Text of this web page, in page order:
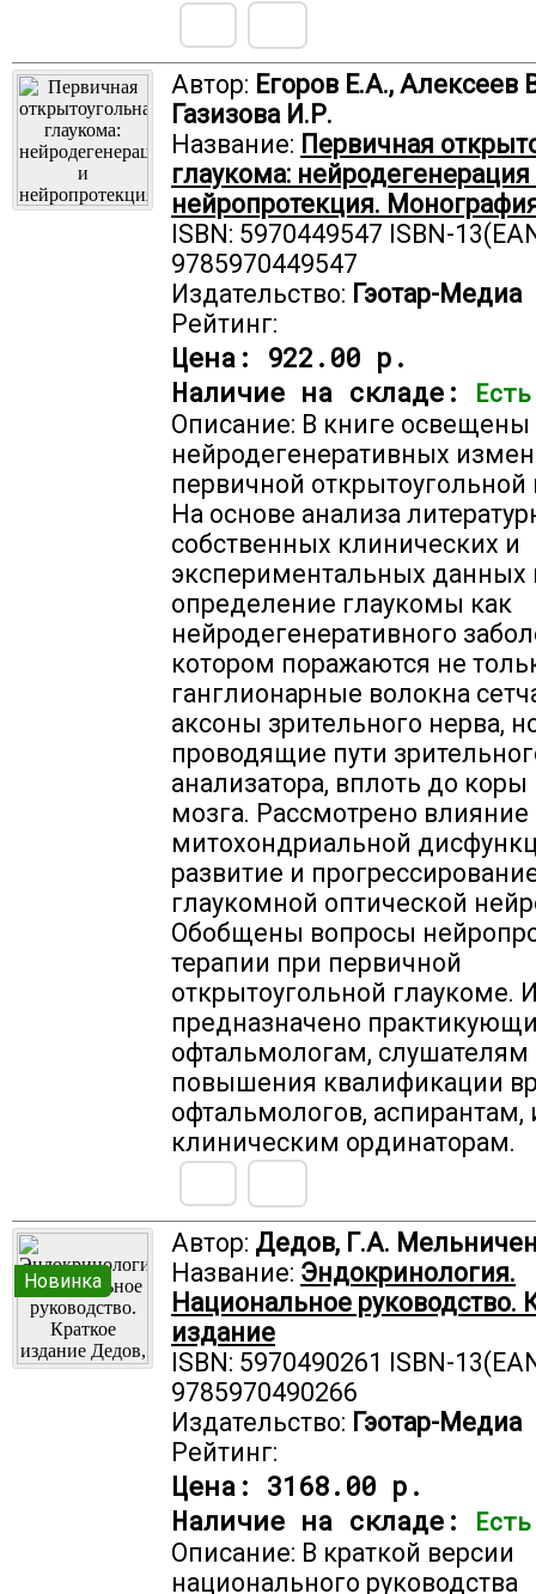
Автор: Егоров Е.А., Алексеев
Газизова И.Р.
Название: Первичная
глаукома: нейродегенерация
нейропротекция.
ISBN: 5970449547 ISBN-
9785970449547
Издательство: Гэотар-Медиа
Рейтинг:
Цена: 922.00 р.
Наличие на складе:
Описание: В книге
нейродегенеративных
первичной открытоугольной
На основе анализа
собственных клинических и
экспериментальных
определение глаукомы как
нейродегенеративного
котором поражаются не
ганглионарные волокна
аксоны зрительного нерва,
проводящие пути
анализатора, вплоть до коры
мозга. Рассмотрено
митохондриальной
развитие и
глаукомной оптической
Обобщены вопросы
терапии при первичной
открытоугольной глаукоме.
предназначено
офтальмологам, слушателям
повышения квалификации
офтальмологов, аспирантам,
клиническим ординаторам.
Новинка
Автор: Дедов, Г.А.
Название: Эндокринология.
Национальное руководство.
издание
ISBN: 5970490261 ISBN-
9785970490266
Издательство: Гэотар-Медиа
Рейтинг:
Цена: 3168.00 р.
Наличие на складе:
Описание: В краткой версии
национального руководства